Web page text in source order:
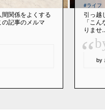
関係をよくする
記事のメルマ
#ライフ
引っ越
「こ
りませ
“ by